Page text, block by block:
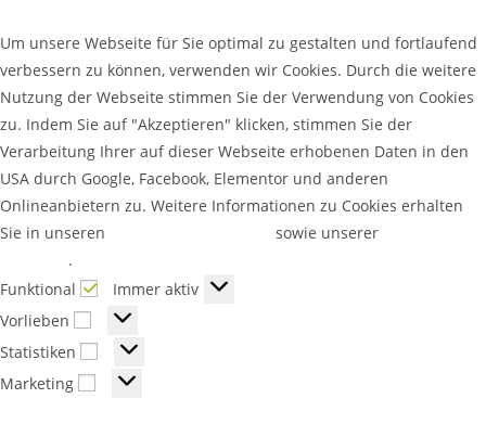
Um unsere Webseite für Sie optimal zu gestalten und fortlaufend
verbessern zu können, verwenden wir Cookies. Durch die weitere
Nutzung der Webseite stimmen Sie der Verwendung von Cookies
zu. Indem Sie auf "Akzeptieren" klicken, stimmen Sie der
Verarbeitung Ihrer auf dieser Webseite erhobenen Daten in den
USA durch Google, Facebook, Elementor und anderen
Onlineanbietern zu. Weitere Informationen zu Cookies erhalten
Sie in unseren
sowie unserer
.
Funktional
Funktional
Immer aktiv
Vorlieben
Vorlieben
Statistiken
Statistiken
Marketing
Marketing